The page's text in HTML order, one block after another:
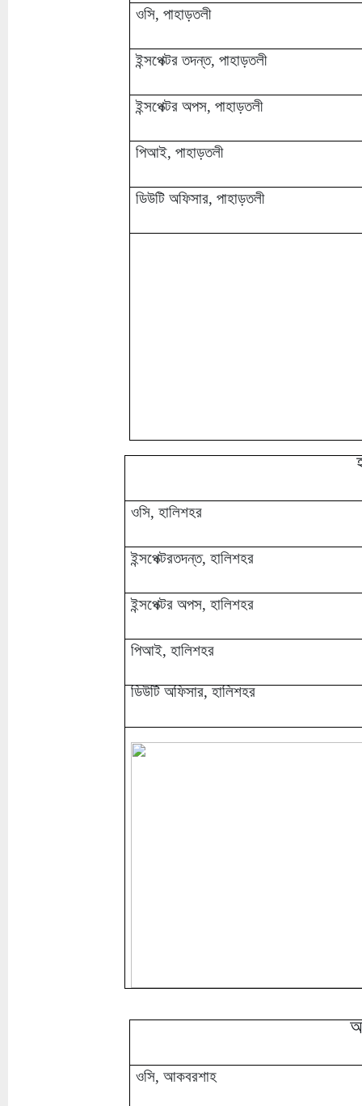
ওসি, পাহাড়তলী
ইন্সপেক্টর তদন্ত, পাহাড়তলী
ইন্সপেক্টর অপস, পাহাড়তলী
পিআই, পাহাড়তলী
ডিউটি অফিসার, পাহাড়তলী
ওসি, হালিশহর
ইন্সপেক্টরতদন্ত, হালিশহর
ইন্সপেক্টর অপস, হালিশহর
পিআই, হালিশহর
ডিউটি অফিসার, হালিশহর
ওসি, আকবরশাহ